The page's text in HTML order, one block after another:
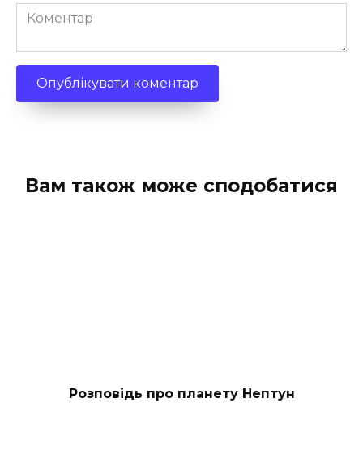
Коментар
Вам також може сподобатися
Розповідь про планету Нептун